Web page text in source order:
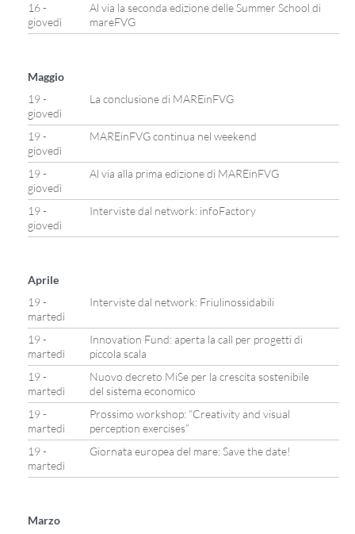
16 -
giovedì
Al via la seconda edizione delle Summer School di
mareFVG
Maggio
19 -
giovedì
La conclusione di MAREinFVG
19 -
giovedì
MAREinFVG continua nel weekend
19 -
giovedì
Al via alla prima edizione di MAREinFVG
19 -
giovedì
Interviste dal network: infoFactory
Aprile
19 -
martedì
Interviste dal network: Friulinossidabili
19 -
martedì
Innovation Fund: aperta la call per progetti di
piccola scala
19 -
martedì
Nuovo decreto MiSe per la crescita sostenibile
del sistema economico
19 -
martedì
Prossimo workshop: “Creativity and visual
perception exercises”
19 -
martedì
Giornata europea del mare: Save the date!
Marzo